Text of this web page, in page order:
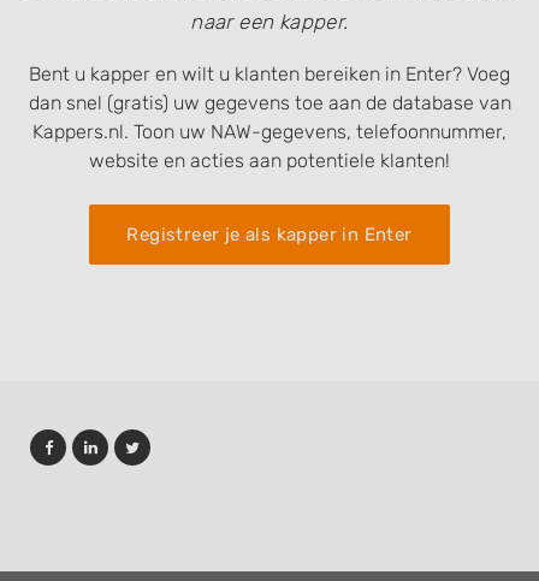
naar een kapper.
Bent u kapper en wilt u klanten bereiken in Enter? Voeg
dan snel (gratis) uw gegevens toe aan de database van
Kappers.nl. Toon uw NAW-gegevens, telefoonnummer,
website en acties aan potentiele klanten!
Registreer je als kapper in Enter